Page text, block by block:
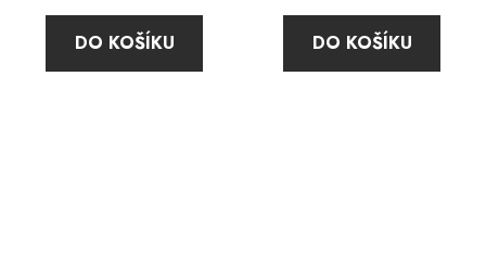
4,6
z
DO KOŠÍKU DO KOŠÍKU